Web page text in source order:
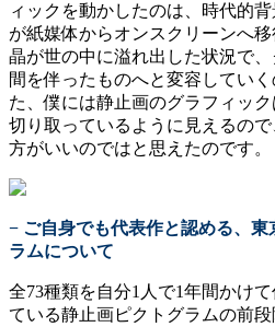
ィックを動かしたのは、時代的
が紙媒体からオンスクリーンへ
晶が世の中に溢れ出した状況で
間を伴ったものへと変容してい
た、僕には静止画のグラフィッ
切り取っているように見えるの
方がいいのではと思えたのです。
− ご自身でも代表作と認める、東
ラムについて
全73種類を自分1人で1年間かけ
ている静止画ピクトグラムの前